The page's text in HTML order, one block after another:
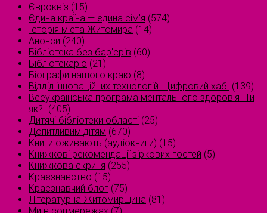
Євроквіз (15)
Єдина країна — єдина сім’я (574)
Історія міста Житомира (14)
Анонси (240)
Бібліотека без бар'єрів (60)
Бібліотекарю (21)
Біографи нашого краю (8)
Відділ інноваційних технологій. Цифровий хаб. (139)
Всеукраїнська програма ментального здоров'я "Ти
як?" (405)
Дитячі бібліотеки області (25)
Допитливим дітям (670)
Книги оживають (аудіокниги) (15)
Книжкові рекомендації зіркових гостей (5)
Книжкова скриня (255)
Краєзнавство (15)
Краєзнавчий блог (75)
Літературна Житомирщина (81)